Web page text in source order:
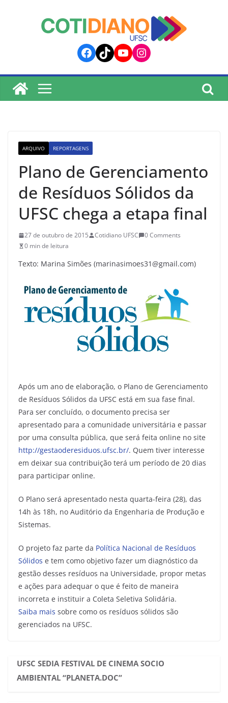
Facebook
TikTokYouTube
Instagram
ARQUIVO REPORTAGENS
Plano de Gerenciamento
de Resíduos Sólidos da
UFSC chega a etapa final
27 de outubro de 2015 Cotidiano UFSC
0 Comments
0 min de leitura
Texto: Marina Simões (marinasimoes31@gmail.com)
Após um ano de elaboração, o Plano de Gerenciamento
de Resíduos Sólidos da UFSC está em sua fase final.
Para ser concluído, o documento precisa ser
apresentado para a comunidade universitária e passar
por uma consulta pública, que será feita online no site
http://gestaoderesiduos.ufsc.br/. Quem tiver interesse
em deixar sua contribuição terá um período de 20 dias
para participar online.
O Plano será apresentado nesta quarta-feira (28), das
14h às 18h, no Auditório da Engenharia de Produção e
Sistemas.
O projeto faz parte da Política Nacional de Resíduos
Sólidos e tem como objetivo fazer um diagnóstico da
gestão desses resíduos na Universidade, propor metas
e ações para adequar o que é feito de maneira
incorreta e instituir a Coleta Seletiva Solidária.
Saiba mais sobre como os resíduos sólidos são
gerenciados na UFSC.
UFSC SEDIA FESTIVAL DE CINEMA SOCIO
AMBIENTAL “PLANETA.DOC”